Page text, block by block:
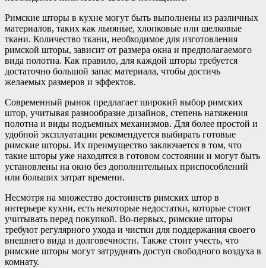
Римские шторы в кухне могут быть выполнены из различных
материалов, таких как льняные, хлопковые или шелковые
ткани. Количество ткани, необходимое для изготовления
римской шторы, зависит от размера окна и предполагаемого
вида полотна. Как правило, для каждой шторы требуется
достаточно большой запас материала, чтобы достичь
желаемых размеров и эффектов.
Современный рынок предлагает широкий выбор римских
штор, учитывая разнообразие дизайнов, степень натяжения
полотна и виды подъемных механизмов. Для более простой и
удобной эксплуатации рекомендуется выбирать готовые
римские шторы. Их преимущество заключается в том, что
такие шторы уже находятся в готовом состоянии и могут быть
установлены на окно без дополнительных приспособлений
или больших затрат времени.
Несмотря на множество достоинств римских штор в
интерьере кухни, есть некоторые недостатки, которые стоит
учитывать перед покупкой. Во-первых, римские шторы
требуют регулярного ухода и чистки для поддержания своего
внешнего вида и долговечности. Также стоит учесть, что
римские шторы могут затруднять доступ свободного воздуха в
комнату.